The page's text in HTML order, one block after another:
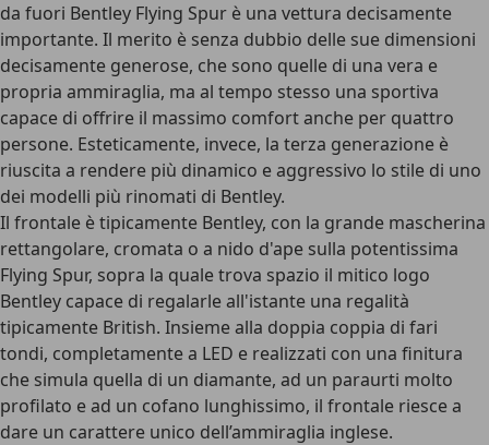
da fuori Bentley Flying Spur è una vettura decisamente
importante. Il merito è senza dubbio delle sue dimensioni
decisamente generose, che sono quelle di una vera e
propria ammiraglia, ma al tempo stesso una sportiva
capace di offrire il massimo comfort anche per quattro
persone. Esteticamente, invece, la terza generazione è
riuscita a rendere più dinamico e aggressivo lo stile di uno
dei modelli più rinomati di Bentley.
Il frontale è tipicamente Bentley, con la grande mascherina
rettangolare, cromata o a nido d'ape sulla potentissima
Flying Spur, sopra la quale trova spazio il mitico logo
Bentley capace di regalarle all'istante una regalità
tipicamente British. Insieme alla doppia coppia di fari
tondi, completamente a LED e realizzati con una finitura
che simula quella di un diamante, ad un paraurti molto
profilato e ad un cofano lunghissimo, il frontale riesce a
dare un carattere unico dell’ammiraglia inglese.